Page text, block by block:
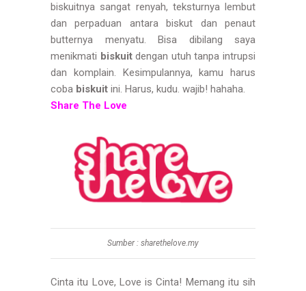
biskuitnya sangat renyah, teksturnya lembut
dan perpaduan antara biskut dan penaut
butternya menyatu. Bisa dibilang saya
menikmati biskuitdengan utuh tanpa intrupsi
dan komplain. Kesimpulannya, kamu harus
coba biskuit ini. Harus, kudu. wajib! hahaha.
Share The Love
Sumber : sharethelove.my
Cinta itu Love, Love is Cinta! Memang itu sih